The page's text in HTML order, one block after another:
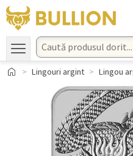
Lingouri argint Lingou argint Dragon